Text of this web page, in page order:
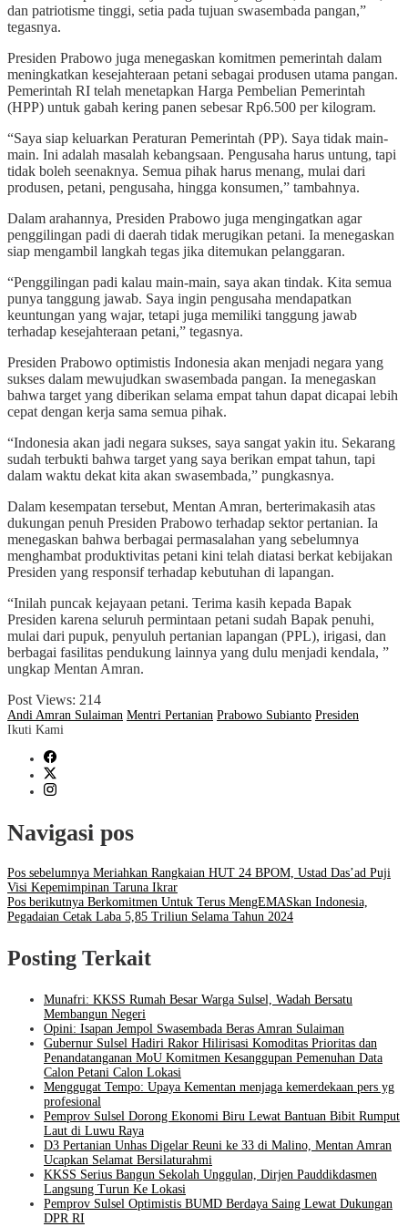
dan patriotisme tinggi, setia pada tujuan swasembada pangan,”
tegasnya.
Presiden Prabowo juga menegaskan komitmen pemerintah dalam
meningkatkan kesejahteraan petani sebagai produsen utama pangan.
Pemerintah RI telah menetapkan Harga Pembelian Pemerintah
(HPP) untuk gabah kering panen sebesar Rp6.500 per kilogram.
“Saya siap keluarkan Peraturan Pemerintah (PP). Saya tidak main-
main. Ini adalah masalah kebangsaan. Pengusaha harus untung, tapi
tidak boleh seenaknya. Semua pihak harus menang, mulai dari
produsen, petani, pengusaha, hingga konsumen,” tambahnya.
Dalam arahannya, Presiden Prabowo juga mengingatkan agar
penggilingan padi di daerah tidak merugikan petani. Ia menegaskan
siap mengambil langkah tegas jika ditemukan pelanggaran.
“Penggilingan padi kalau main-main, saya akan tindak. Kita semua
punya tanggung jawab. Saya ingin pengusaha mendapatkan
keuntungan yang wajar, tetapi juga memiliki tanggung jawab
terhadap kesejahteraan petani,” tegasnya.
Presiden Prabowo optimistis Indonesia akan menjadi negara yang
sukses dalam mewujudkan swasembada pangan. Ia menegaskan
bahwa target yang diberikan selama empat tahun dapat dicapai lebih
cepat dengan kerja sama semua pihak.
“Indonesia akan jadi negara sukses, saya sangat yakin itu. Sekarang
sudah terbukti bahwa target yang saya berikan empat tahun, tapi
dalam waktu dekat kita akan swasembada,” pungkasnya.
Dalam kesempatan tersebut, Mentan Amran, berterimakasih atas
dukungan penuh Presiden Prabowo terhadap sektor pertanian. Ia
menegaskan bahwa berbagai permasalahan yang sebelumnya
menghambat produktivitas petani kini telah diatasi berkat kebijakan
Presiden yang responsif terhadap kebutuhan di lapangan.
“Inilah puncak kejayaan petani. Terima kasih kepada Bapak
Presiden karena seluruh permintaan petani sudah Bapak penuhi,
mulai dari pupuk, penyuluh pertanian lapangan (PPL), irigasi, dan
berbagai fasilitas pendukung lainnya yang dulu menjadi kendala, ”
ungkap Mentan Amran.
Post Views: 214
Andi Amran Sulaiman Mentri Pertanian Prabowo Subianto Presiden
Ikuti Kami
Navigasi pos
Pos sebelumnya Meriahkan Rangkaian HUT 24 BPOM, Ustad Das’ad Puji
Visi Kepemimpinan Taruna Ikrar
Pos berikutnya Berkomitmen Untuk Terus MengEMASkan Indonesia,
Pegadaian Cetak Laba 5,85 Triliun Selama Tahun 2024
Posting Terkait
Munafri: KKSS Rumah Besar Warga Sulsel, Wadah Bersatu
Membangun Negeri
Opini: Isapan Jempol Swasembada Beras Amran Sulaiman
Gubernur Sulsel Hadiri Rakor Hilirisasi Komoditas Prioritas dan
Penandatanganan MoU Komitmen Kesanggupan Pemenuhan Data
Calon Petani Calon Lokasi
Menggugat Tempo: Upaya Kementan menjaga kemerdekaan pers yg
profesional
Pemprov Sulsel Dorong Ekonomi Biru Lewat Bantuan Bibit Rumput
Laut di Luwu Raya
D3 Pertanian Unhas Digelar Reuni ke 33 di Malino, Mentan Amran
Ucapkan Selamat Bersilaturahmi
KKSS Serius Bangun Sekolah Unggulan, Dirjen Pauddikdasmen
Langsung Turun Ke Lokasi
Pemprov Sulsel Optimistis BUMD Berdaya Saing Lewat Dukungan
DPR RI